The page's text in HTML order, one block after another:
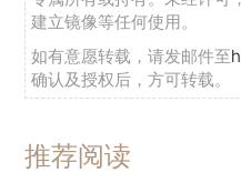
建立镜像等任何使用。
如有意愿转载，请发邮件至
确认及授权后，方可转载。
推荐阅读